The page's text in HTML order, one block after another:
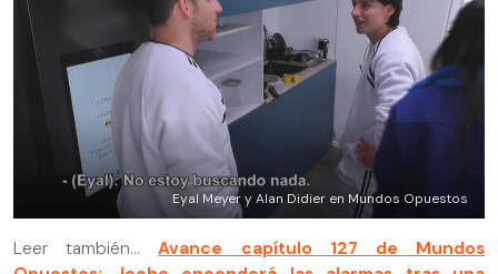
Eyal Meyer y Alan Didier en Mundos Opuestos
Leer también...Avance capítulo 127 de Mundos